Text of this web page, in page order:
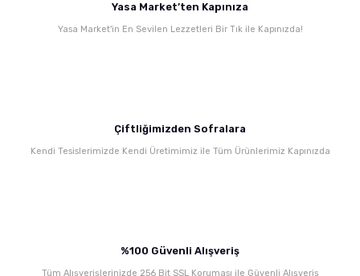
Ürün açıklamasında eksik bilgiler bulunuyor.
Yasa Market’ten Kapınıza
Yasa Market'in En Sevilen Lezzetleri Bir Tık ile Kapınızda!
Çiftliğimizden Sofralara
Kendi Tesislerimizde Kendi Üretimimiz ile Tüm Ürünlerimiz Kapınızda
%100 Güvenli Alışveriş
Tüm Alışverişlerinizde 256 Bit SSL Koruması ile Güvenli Alışveriş